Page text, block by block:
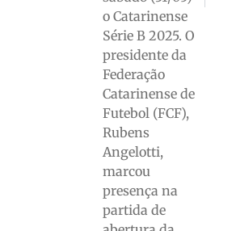
o Catarinense
Série B 2025. O
presidente da
Federação
Catarinense de
Futebol (FCF),
Rubens
Angelotti,
marcou
presença na
partida de